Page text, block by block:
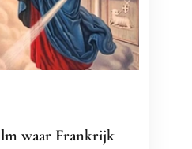
waar Frankrijk